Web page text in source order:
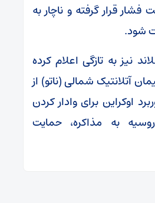
قرار گرفته و ناچار به
شود.
نیز به تازگی اعلام کرده
آتلانتیک شمالی (ناتو) از
اوکراین برای وادار کردن
به مذاکره، حمایت